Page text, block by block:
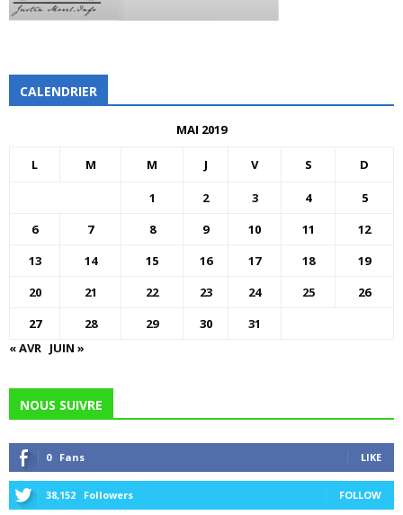
CALENDRIER
MAI 2019
L M M J V S D
1 2 3 4
5
6
7 8 9 10 11
12
13
14 15 16 17 18
19
20
21 22 23 24 25
26
27
28 29 30
31
« AVR
JUIN »
NOUS SUIVRE
0 Fans LIKE
38,152 Followers FOLLOW